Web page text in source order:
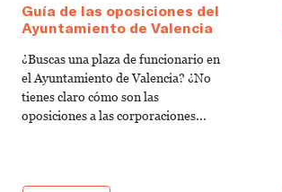
Guía de las oposiciones del
Ayuntamiento de Valencia
¿Buscas una plaza de funcionario en
el Ayuntamiento de Valencia? ¿No
tienes claro cómo son las
oposiciones a las corporaciones...